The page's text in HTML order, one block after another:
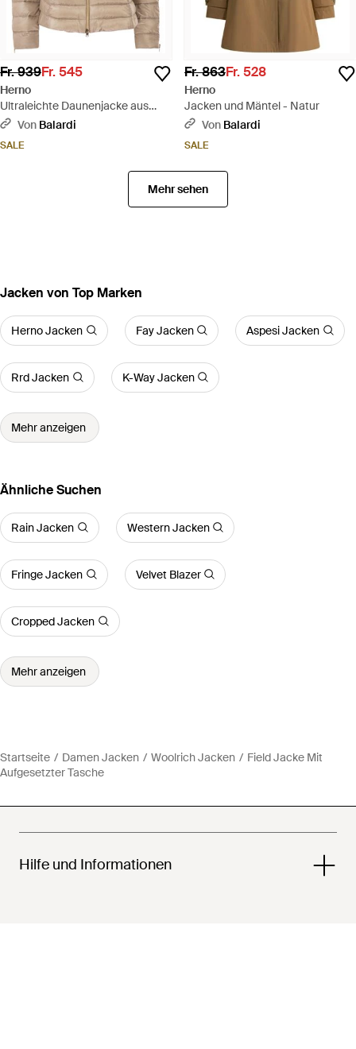
Fr. 939Fr. 545
Herno
Ultraleichte Daunenjacke aus
Satin mit ausgestelltem Rücken -
Von Balardi
SALE
Fr. 863Fr. 528
Herno
Jacken und Mäntel - Natur
Von Balardi
SALE
Mehr sehen
Jacken von Top Marken
Herno Jacken Fay Jacken Aspesi Jacken
Rrd Jacken K-Way Jacken
Mehr anzeigen
Ähnliche Suchen
Rain Jacken Western Jacken
Fringe Jacken Velvet Blazer
Cropped Jacken
Mehr anzeigen
Startseite Damen Jacken Woolrich Jacken
Field Jacke Mit
Aufgesetzter Tasche
Hilfe und Informationen